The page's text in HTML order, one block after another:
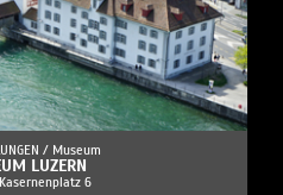
/ Museum
LUZERN
6